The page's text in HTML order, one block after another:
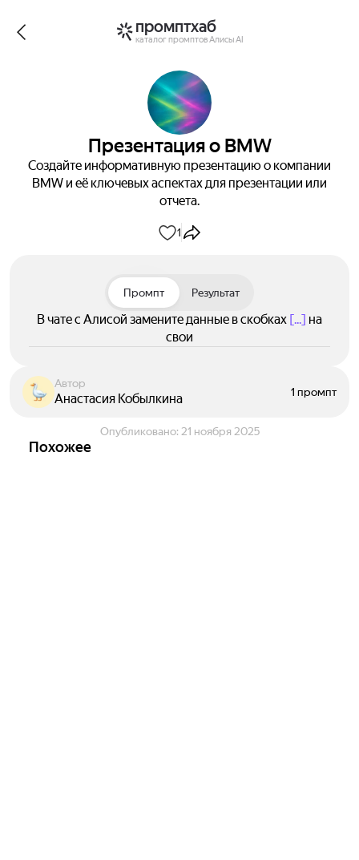
промптхаб
каталог промптов Алисы AI
Презентация о BMW
Создайте информативную презентацию о компании
BMW и её ключевых аспектах для презентации или
отчета.
1
Промпт Результат
В чате с Алисой замените данные в скобках [...] на
свои
Автор
Анастасия Кобылкина 1 промпт
Опубликовано: 21 ноября 2025
Похожее